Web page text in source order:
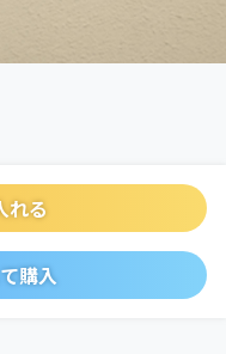
れる
購入